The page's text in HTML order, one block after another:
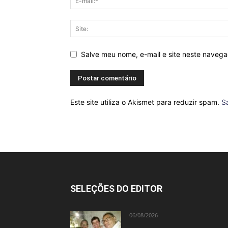
Salve meu nome, e-mail e site neste
Este site utiliza o Akismet para reduzir spam.
SELEÇÕES DO EDITOR
06/08/2026